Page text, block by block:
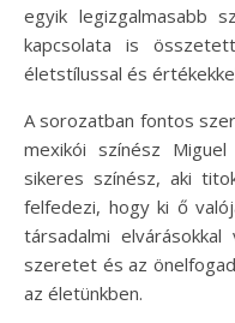
egyik legizgalmasabb
kapcsolata is
életstílussal és
A sorozatban fontos
mexikói színész
sikeres színész, aki
felfedezi, hogy ki ő
társadalmi
szeretet és az
az életünkben.